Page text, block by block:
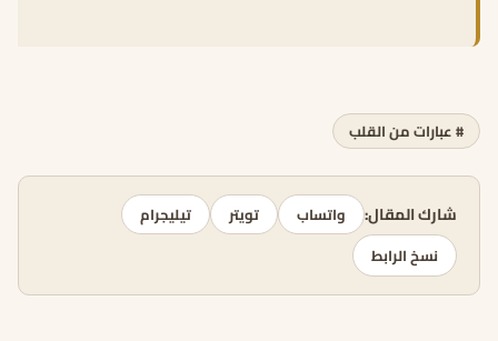
# عبارات من القلب
شارك المقال: واتساب تويتر
تيليجرام
نسخ الرابط